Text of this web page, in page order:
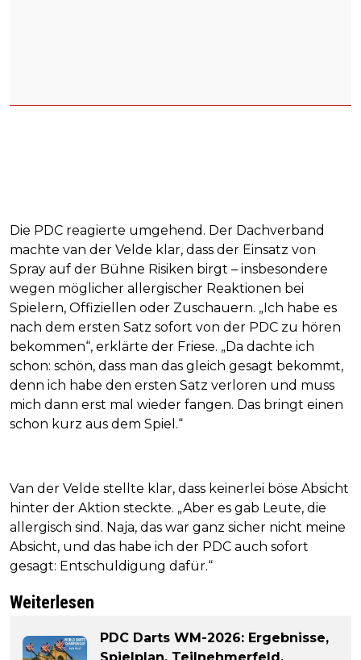
Die PDC reagierte umgehend. Der Dachverband
machte van der Velde klar, dass der Einsatz von
Spray auf der Bühne Risiken birgt – insbesondere
wegen möglicher allergischer Reaktionen bei
Spielern, Offiziellen oder Zuschauern. „Ich habe es
nach dem ersten Satz sofort von der PDC zu hören
bekommen“, erklärte der Friese. „Da dachte ich
schon: schön, dass man das gleich gesagt bekommt,
denn ich habe den ersten Satz verloren und muss
mich dann erst mal wieder fangen. Das bringt einen
schon kurz aus dem Spiel.“
Van der Velde stellte klar, dass keinerlei böse Absicht
hinter der Aktion steckte. „Aber es gab Leute, die
allergisch sind. Naja, das war ganz sicher nicht meine
Absicht, und das habe ich der PDC auch sofort
gesagt: Entschuldigung dafür.“
Weiterlesen
PDC Darts WM-2026: Ergebnisse,
Spielplan, Teilnehmerfeld,